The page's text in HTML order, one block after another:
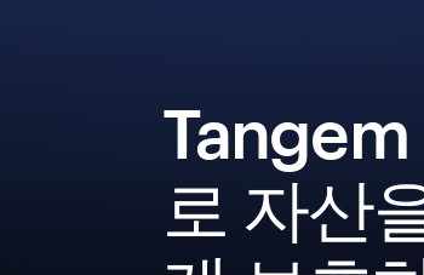
Tangem
로 자산